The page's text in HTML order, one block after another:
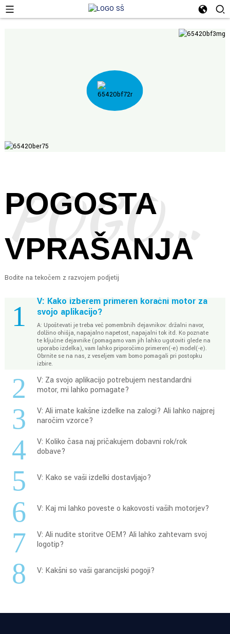
POGOSTA
VPRAŠANJA
POGOSTA VPRAŠANJA
Bodite na tekočem z razvojem podjetij
1
V: Kako izberem primeren koračni motor za
svojo aplikacijo?
A: Upoštevati je treba več pomembnih dejavnikov: držalni navor,
dolžino ohišja, napajalno napetost, napajalni tok itd. Ko poznate
te ključne dejavnike (pomagamo vam jih lahko ugotoviti glede na
uporabo izdelka), vam lahko priporočimo primeren(-e) model(-e).
Obrnite se na nas, z veseljem vam bomo pomagali pri postopku
izbire.
2
V: Za svojo aplikacijo potrebujem nestandardni
motor, mi lahko pomagate?
3
V: Ali imate kakšne izdelke na zalogi? Ali lahko najprej
naročim vzorce?
4
V: Koliko časa naj pričakujem dobavni rok/rok
dobave?
5 V: Kako se vaši izdelki dostavljajo?
6 V: Kaj mi lahko poveste o kakovosti vaših motorjev?
7
V: Ali nudite storitve OEM? Ali lahko zahtevam svoj
logotip?
8 V: Kakšni so vaši garancijski pogoji?